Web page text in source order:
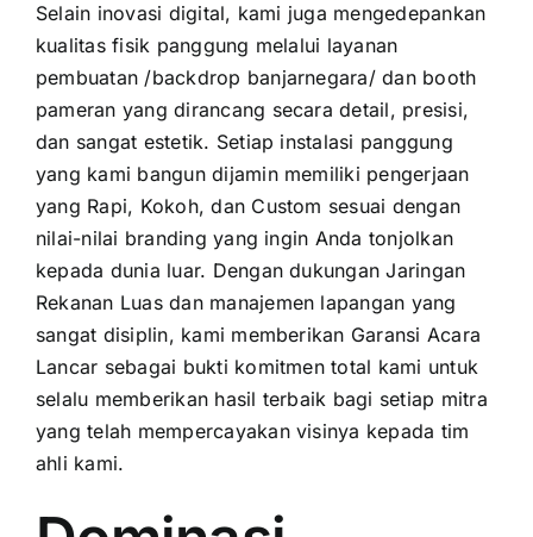
Selain inovasi digital, kami juga mengedepankan
kualitas fisik panggung melalui layanan
pembuatan /backdrop banjarnegara/ dan booth
pameran yang dirancang secara detail, presisi,
dan sangat estetik. Setiap instalasi panggung
yang kami bangun dijamin memiliki pengerjaan
yang Rapi, Kokoh, dan Custom sesuai dengan
nilai-nilai branding yang ingin Anda tonjolkan
kepada dunia luar. Dengan dukungan Jaringan
Rekanan Luas dan manajemen lapangan yang
sangat disiplin, kami memberikan Garansi Acara
Lancar sebagai bukti komitmen total kami untuk
selalu memberikan hasil terbaik bagi setiap mitra
yang telah mempercayakan visinya kepada tim
ahli kami.